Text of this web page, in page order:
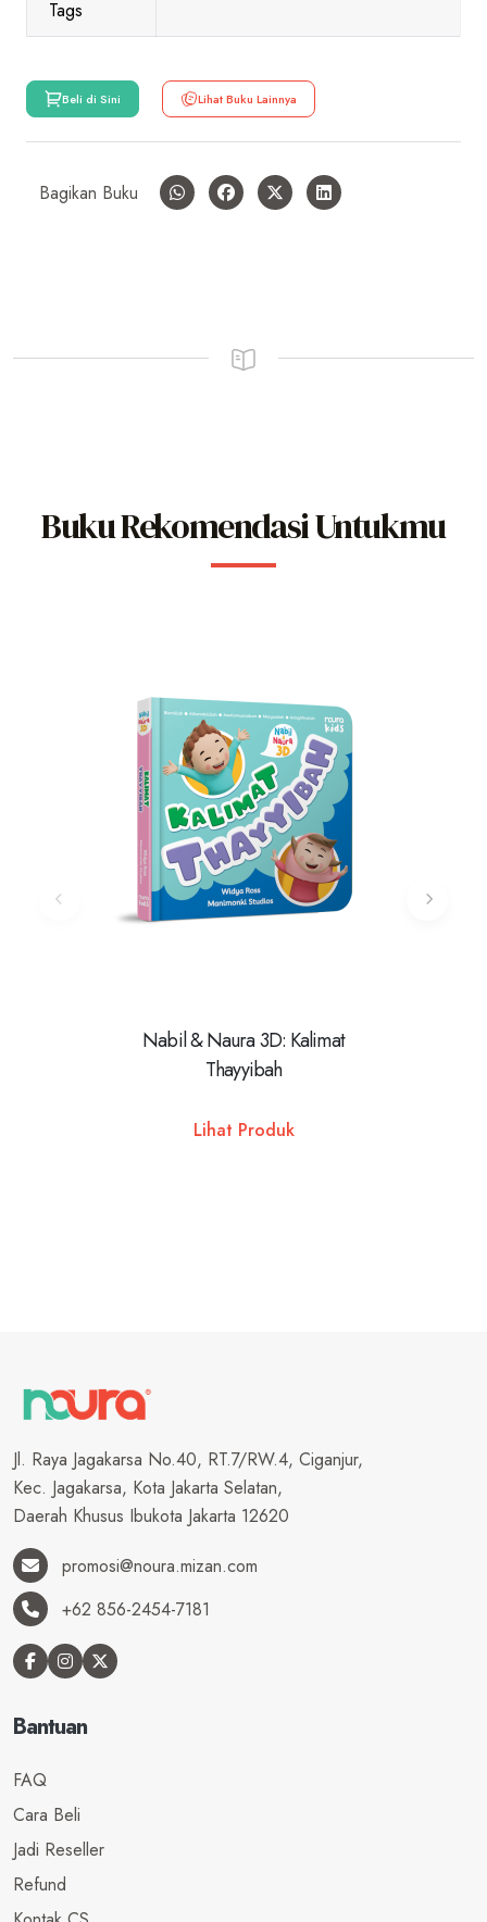
Tags
Beli di Sini Lihat Buku Lainnya
Bagikan Buku
Buku Rekomendasi Untukmu
Nabil & Naura 3D: Kalimat
Thayyibah
Lihat Produk
Jl. Raya Jagakarsa No.40, RT.7/RW.4, Ciganjur,
Kec. Jagakarsa, Kota Jakarta Selatan,
Daerah Khusus Ibukota Jakarta 12620
promosi@noura.mizan.com
+62 856-2454-7181
Bantuan
FAQ
Cara Beli
Jadi Reseller
Refund